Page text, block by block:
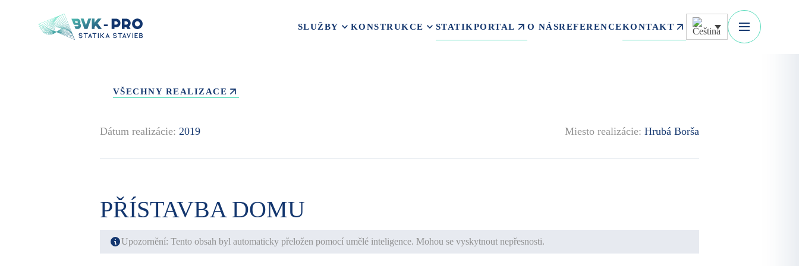
SLUŽBY KONSTRUKCE STATIKPORTAL O NÁSREFERENCEKONTAKT
VŠECHNY REALIZACE
Dátum realizácie: 2019 Miesto realizácie:Hrubá Borša
PŘÍSTAVBA DOMU
Upozornění: Tento obsah byl automaticky přeložen pomocí umělé inteligence. Mohou se vyskytnout nepřesnosti.